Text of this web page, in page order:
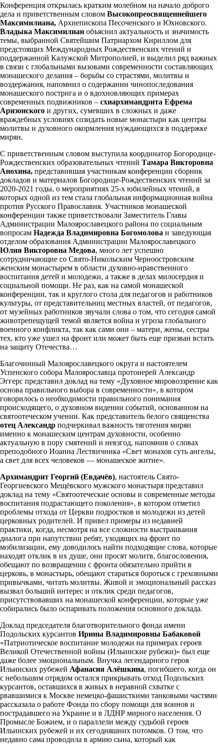
Конференция открылась кратким молебном на начало доброго
дела и приветственным словом Высокопреосвященнейшего
Максимилиана, Архиепископа Песоченского и Юхновского.
Владыка Максимилиан объяснил актуальность и значимость
темы, выбранной Святейшим Патриархом Кириллом для
предстоящих Международных Рождественских чтений и
поддержанной Калужской Митрополией, и выделил ряд важных
в связи с глобальными вызовами современности составляющих
монашеского делания – борьбы со страстями, молитвы и
воздержания, напомнил о содержании чинопоследования
монашеского пострига и о вдохновляющих примерах
современных подвижников – схиархимандрита Ефрема
Аризонского и других, сумевших в сложных и даже
враждебных условиях созидать новые монастыри как центры
молитвы и духовного окормления нуждающихся в поддержке
мирян.
С приветственным словом выступила координатор Богородице-
Рождественских образовательных чтений Тамара Викторовна
Анохина, представившая участникам конференции сборник
докладов и материалов Богородице-Рождественских чтений за
2020-2021 годы, о мероприятиях 25-х юбилейных чтений, в
которых одной из тем стала глобальная информационная война
против Русского Православия. Участников монашеской
конференции также приветствовали Заместитель Главы
Администрации Малоярославецкого района по социальным
вопросам Надежда Владимировна Богомолова и заведующая
отделом образования Администрации Малоярославецкого
Юлия Викторовна Медова, много лет успешно
сотрудничающие со Свято-Никольским Черноостровским
женским монастырем в области духовно-нравственного
воспитания детей и молодежи, а также в делах милосердия и
социальной помощи. Не раз, как на самой монашеской
конференции, так и круглого стола для педагогов и работников
культуры, от представительниц местных властей, от педагогов,
от музейных работников звучали слова о том, что сегодня самой
животрепещущей темой является война и угроза глобального
военного конфликта, так как сами они – матери, жены, сестры
тех, кто уже ушел на фронт или может быть еще призван встать
на защиту Отечества…
Благочинный Малоярославецкого округа и настоятелем
Успенского собора Малоярославца протоиерей Александр
Эггерс представил доклад на тему «Духовное мировоззрение как
основа правильного выбора в современности», в котором
говорилось о необходимости правильного понимания
происходящего, о духовном видении событий, основанном на
святоотеческом учении. Как представитель белого священства
отец Александр подчеркивал важность тяготения мирян
именно к монашеским центрам духовности, особенно
актуальную в пору смятений и невзгод, напомнив о словах
преподобного Иоанна Лествичника «Свет монахов суть ангелы,
а свет для всех человеков — монашеское житие».
Архимандрит Георгий (Евдачёв), настоятель Свято-
Георгиевского Мещёвского мужского монастыря представил
доклад на тему «Святоотеческие основы и современные методы
воспитания подрастающего поколения», в котором отметил
проблемы отхода от Церкви подростков и молодежи из детей
церковных родителей. И привел примеры из недавней
практики, когда, несмотря на все сложности выстраивания
диалога при напутствии ребят, уходящих на фронт по
мобилизации, ему доводилось найти подходящие слова, которые
находят отклик в их душе, они просят молитв, благословения,
обещают по возвращении с фронта обязательно прийти в
церковь, в монастырь, обещают стараться бороться с греховными
привычками, читать молитвы. Живой и эмоциональный рассказ
вызвал больший интерес и отклик среди педагогов,
присутствовавших на монашеской конференции, которые уже
собирались было оспаривать положения основного доклада.
Доклад председателя благотворительного фонда имени
Подольских курсантов Ирины Владимировны Бабаковой
«Патриотическое воспитание молодежи на примерах героев
Великой Отечественной войны (Ильинские рубежи)» был еще
даже более эмоциональным. Внучка легендарного героя
Ильинских рубежей Афанасия Алёшкина, погибшего, когда он
с небольшим отрядом остался прикрывать отход Подольских
курсантов, оставшихся в живых в неравной схватке с
рвавшимися к Москве немецко-фашисткими танковыми частями
рассказала о работе Фонда по сбору помощи для воинов и
пострадавшего на Украине и в ЛДНР мирного населения. О
Промысле Божием, и о параллели между судьбой героев
Ильинских рубежей и их сегодняшних потомков. О том, что
недавно сама проводила в армию сына, который как